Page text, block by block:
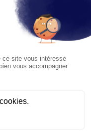
du pape Léon
sur KTO le
Argentine et